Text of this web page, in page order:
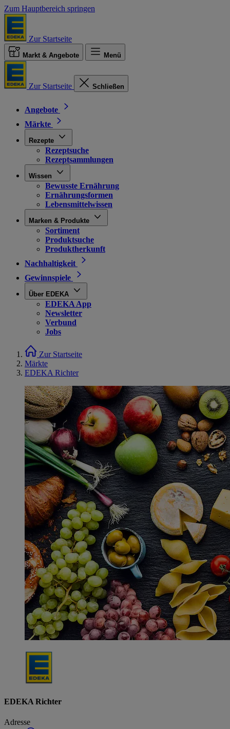
Zum Hauptbereich springen
Zur Startseite
Markt & Angebote Menü
Zur Startseite Schließen
Angebote
Märkte
Rezepte
Rezeptsuche
Rezeptsammlungen
Wissen
Bewusste Ernährung
Ernährungsformen
Lebensmittelwissen
Marken & Produkte
Sortiment
Produktsuche
Produktherkunft
Nachhaltigkeit
Gewinnspiele
Über EDEKA
EDEKA App
Newsletter
Verbund
Jobs
Zur Startseite
Märkte
EDEKA Richter
EDEKA Richter
Adresse